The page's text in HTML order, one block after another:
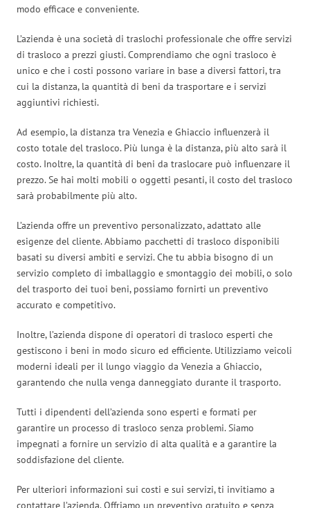
modo efficace e conveniente.
L’azienda è una società di traslochi professionale che offre servizi
di trasloco a prezzi giusti. Comprendiamo che ogni trasloco è
unico e che i costi possono variare in base a diversi fattori, tra
cui la distanza, la quantità di beni da trasportare e i servizi
aggiuntivi richiesti.
Ad esempio, la distanza tra Venezia e Ghiaccio influenzerà il
costo totale del trasloco. Più lunga è la distanza, più alto sarà il
costo. Inoltre, la quantità di beni da traslocare può influenzare il
prezzo. Se hai molti mobili o oggetti pesanti, il costo del trasloco
sarà probabilmente più alto.
L’azienda offre un preventivo personalizzato, adattato alle
esigenze del cliente. Abbiamo pacchetti di trasloco disponibili
basati su diversi ambiti e servizi. Che tu abbia bisogno di un
servizio completo di imballaggio e smontaggio dei mobili, o solo
del trasporto dei tuoi beni, possiamo fornirti un preventivo
accurato e competitivo.
Inoltre, l’azienda dispone di operatori di trasloco esperti che
gestiscono i beni in modo sicuro ed efficiente. Utilizziamo veicoli
moderni ideali per il lungo viaggio da Venezia a Ghiaccio,
garantendo che nulla venga danneggiato durante il trasporto.
Tutti i dipendenti dell’azienda sono esperti e formati per
garantire un processo di trasloco senza problemi. Siamo
impegnati a fornire un servizio di alta qualità e a garantire la
soddisfazione del cliente.
Per ulteriori informazioni sui costi e sui servizi, ti invitiamo a
contattare l’azienda. Offriamo un preventivo gratuito e senza